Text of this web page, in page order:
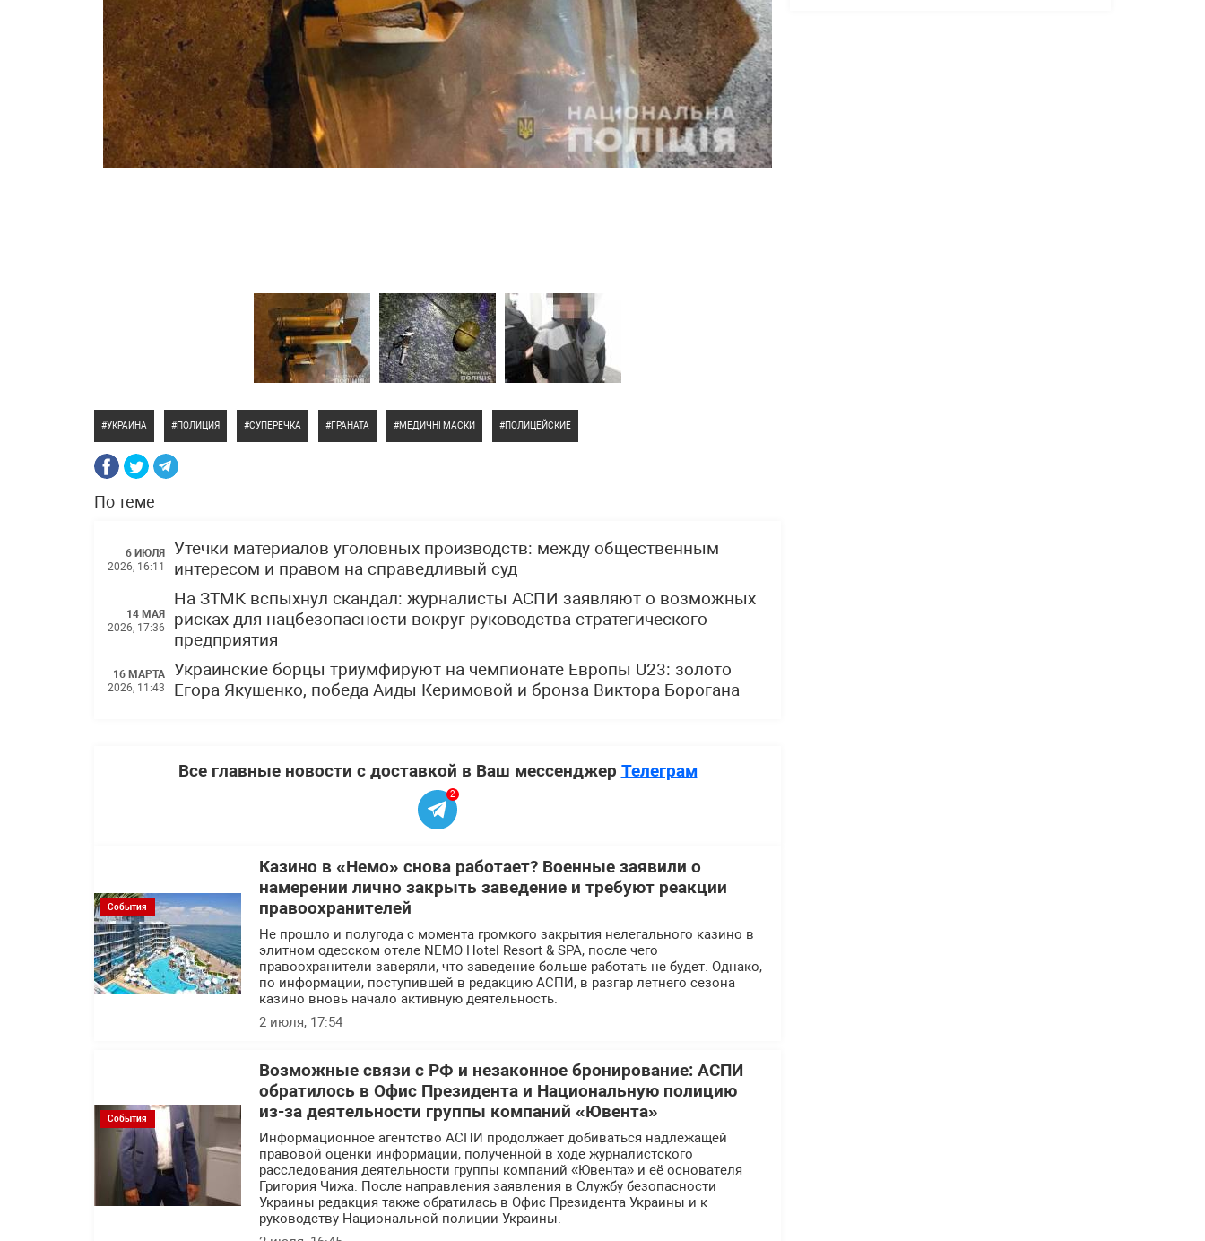
УКРАИНА ПОЛИЦИЯ СУПЕРЕЧКА ГРАНАТА МЕДИЧНІ МАСКИ ПОЛИЦЕЙСКИЕ
По теме
6 ИЮЛЯ
2026, 16:11
Утечки материалов уголовных производств: между общественным
интересом и правом на справедливый суд
14 МАЯ
2026, 17:36
На ЗТМК вспыхнул скандал: журналисты АСПИ заявляют о возможных
рисках для нацбезопасности вокруг руководства стратегического
предприятия
16 МАРТА
2026, 11:43
Украинские борцы триумфируют на чемпионате Европы U23: золото
Егора Якушенко, победа Аиды Керимовой и бронза Виктора Борогана
Все главные новости с доставкой в Ваш мессенджер Телеграм
2
События
Казино в «Немо» снова работает? Военные заявили о
намерении лично закрыть заведение и требуют реакции
правоохранителей
Не прошло и полугода с момента громкого закрытия нелегального казино в
элитном одесском отеле NEMO Hotel Resort & SPA, после чего
правоохранители заверяли, что заведение больше работать не будет. Однако,
по информации, поступившей в редакцию АСПИ, в разгар летнего сезона
казино вновь начало активную деятельность.
2 июля, 17:54
События
Возможные связи с РФ и незаконное бронирование: АСПИ
обратилось в Офис Президента и Национальную полицию
из-за деятельности группы компаний «Ювента»
Информационное агентство АСПИ продолжает добиваться надлежащей
правовой оценки информации, полученной в ходе журналистского
расследования деятельности группы компаний «Ювента» и её основателя
Григория Чижа. После направления заявления в Службу безопасности
Украины редакция также обратилась в Офис Президента Украины и к
руководству Национальной полиции Украины.